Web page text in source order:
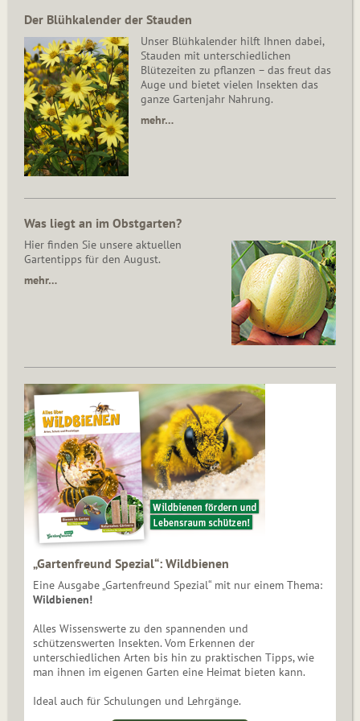
Der Blühkalender der Stauden
Unser Blühkalender hilft Ihnen dabei,
Stauden mit unterschiedlichen
Blütezeiten zu pflanzen – das freut das
Auge und bietet vielen Insekten das
ganze Gartenjahr Nahrung.
mehr…
Was liegt an im Obstgarten?
Hier finden Sie unsere aktuellen
Gartentipps für den August.
mehr…
„Gartenfreund Spezial“: Wildbienen
Eine Ausgabe „Gartenfreund Spezial“ mit nur einem Thema:
Wildbienen!
Alles Wissenswerte zu den spannenden und
schützenswerten Insekten. Vom Erkennen der
unterschiedlichen Arten bis hin zu praktischen Tipps, wie
man ihnen im eigenen Garten eine Heimat bieten kann.
Ideal auch für Schulungen und Lehrgänge.